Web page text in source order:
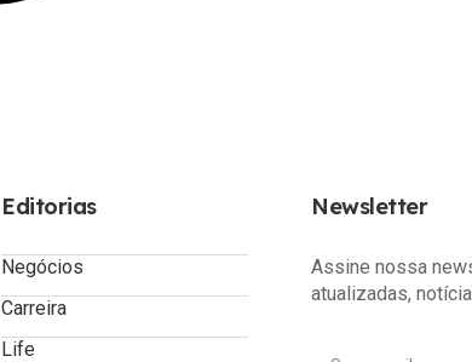
Editorias
Negócios
Carreira
Life
Newsletter
Assine nossa
atualizadas,